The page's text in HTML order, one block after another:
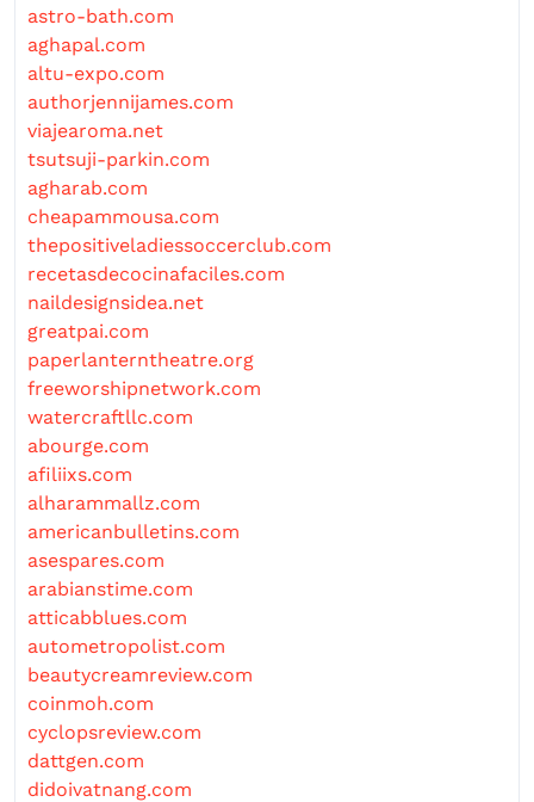
astro-bath.com
aghapal.com
altu-expo.com
authorjennijames.com
viajearoma.net
tsutsuji-parkin.com
agharab.com
cheapammousa.com
thepositiveladiessoccerclub.com
recetasdecocinafaciles.com
naildesignsidea.net
greatpai.com
paperlanterntheatre.org
freeworshipnetwork.com
watercraftllc.com
abourge.com
afiliixs.com
alharammallz.com
americanbulletins.com
asespares.com
arabianstime.com
atticabblues.com
autometropolist.com
beautycreamreview.com
coinmoh.com
cyclopsreview.com
dattgen.com
didoivatnang.com